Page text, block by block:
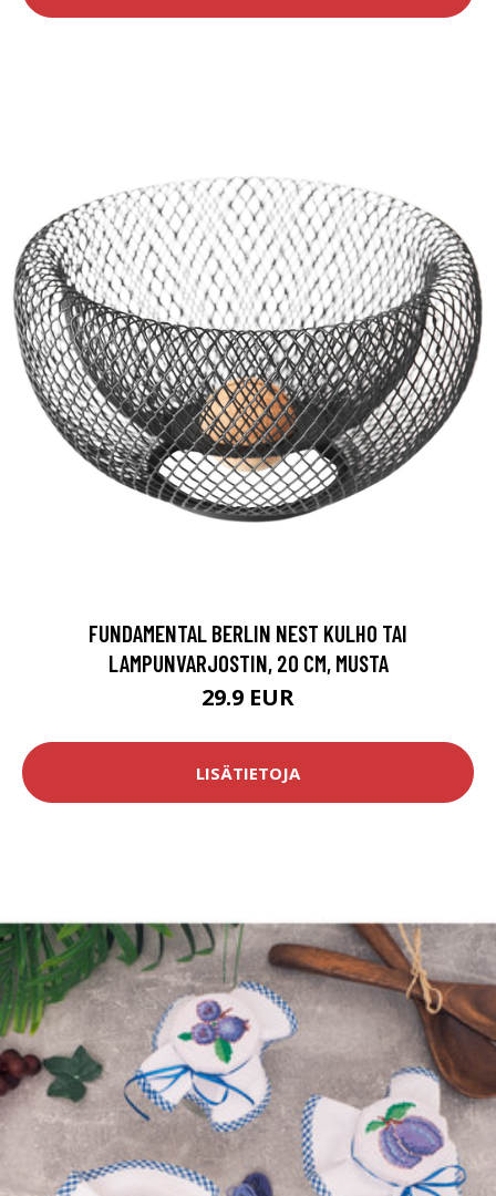
FUNDAMENTAL BERLIN NEST KULHO TAI
LAMPUNVARJOSTIN, 20 CM, MUSTA
29.9 EUR
LISÄTIETOJA